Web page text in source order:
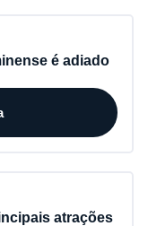
é adiado
atrações